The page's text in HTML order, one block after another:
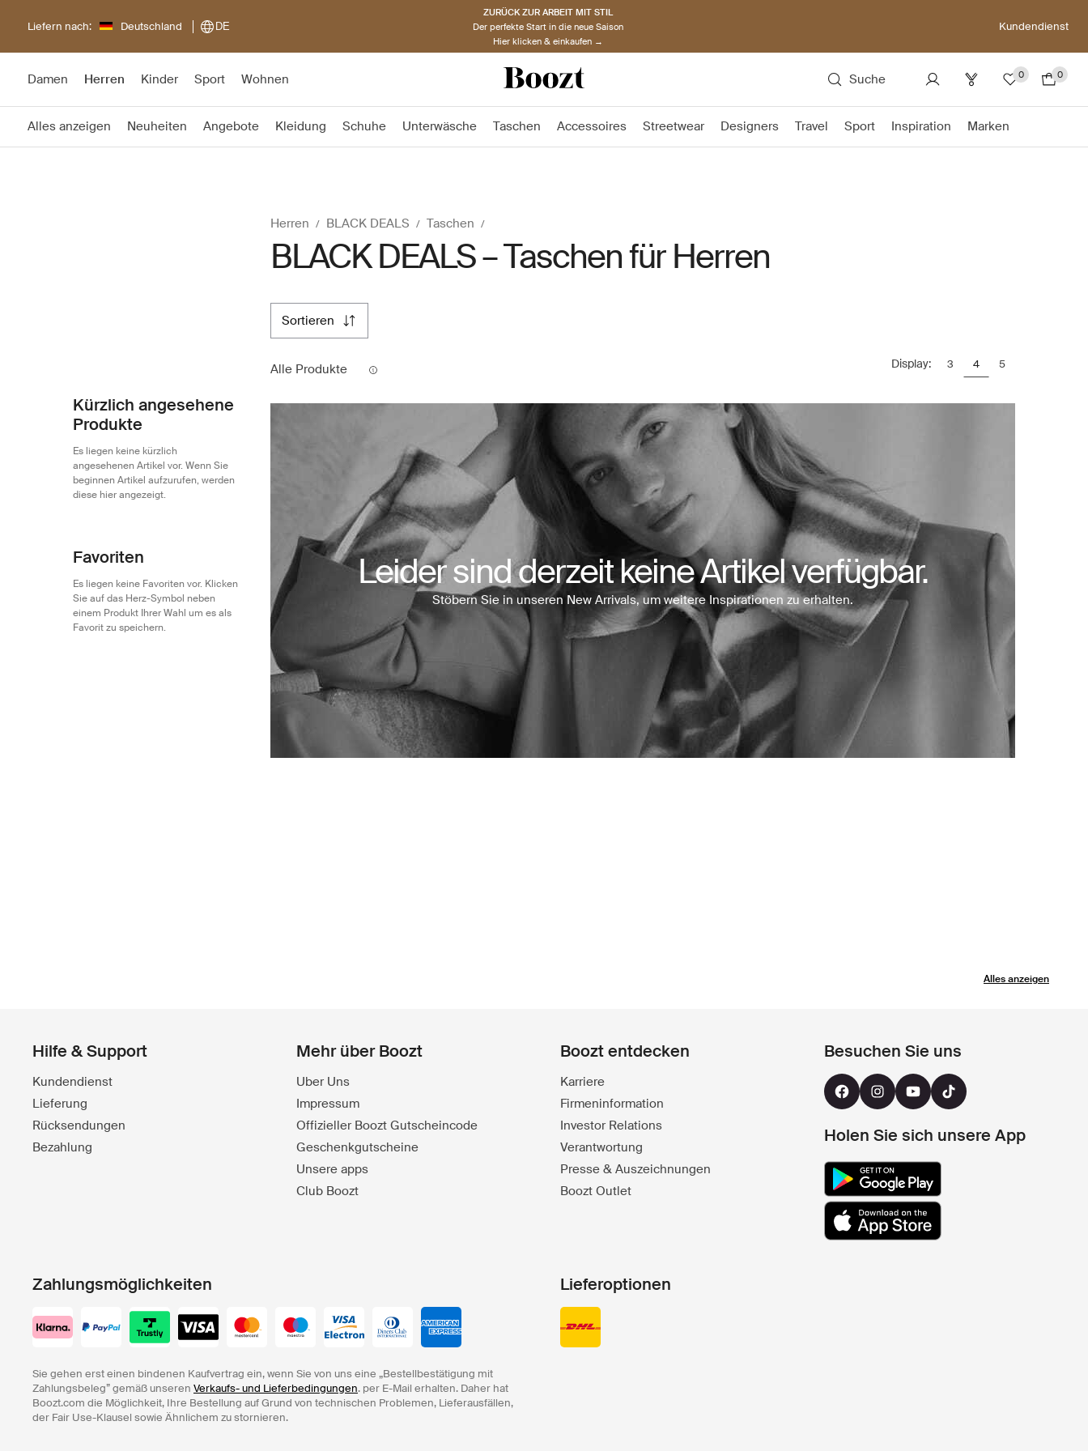
Liefern nach: Deutschland DE
ZURÜCK ZUR ARBEIT MIT STIL
Der perfekte Start in die neue Saison
Hier klicken & einkaufen →
Kundendienst
Damen Herren Kinder Sport Wohnen Suche 0 0
Alles anzeigen Neuheiten Angebote Kleidung Schuhe Unterwäsche Taschen Accessoires Streetwear Designers Travel Sport Inspiration Marken
Kürzlich angesehene
Produkte
Es liegen keine kürzlich
angesehenen Artikel vor. Wenn Sie
beginnen Artikel aufzurufen, werden
diese hier angezeigt.
Favoriten
Es liegen keine Favoriten vor. Klicken
Sie auf das Herz-Symbol neben
einem Produkt Ihrer Wahl um es als
Favorit zu speichern.
Herren BLACK DEALS Taschen
BLACK DEALS – Taschen für Herren
sortieren
Alle Produkte Display: 3 4 5
Leider sind derzeit keine Artikel verfügbar.
Stöbern Sie in unseren New Arrivals, um weitere Inspirationen zu erhalten.
Alles anzeigen
Hilfe & Support
Kundendienst
Lieferung
Rücksendungen
Bezahlung
Mehr über Boozt
Uber Uns
Impressum
Offizieller Boozt Gutscheincode
Geschenkgutscheine
Unsere apps
Club Boozt
Boozt entdecken
Karriere
Firmeninformation
Investor Relations
Verantwortung
Presse & Auszeichnungen
Boozt Outlet
Besuchen Sie uns
Holen Sie sich unsere App
Zahlungsmöglichkeiten
Sie gehen erst einen bindenen Kaufvertrag ein, wenn Sie von uns eine „Bestellbestätigung mit
Zahlungsbeleg” gemäß unseren Verkaufs- und Lieferbedingungen. per E-Mail erhalten. Daher hat
Boozt.com die Möglichkeit, Ihre Bestellung auf Grund von technischen Problemen, Lieferausfällen,
der Fair Use-Klausel sowie Ähnlichem zu stornieren.
Lieferoptionen